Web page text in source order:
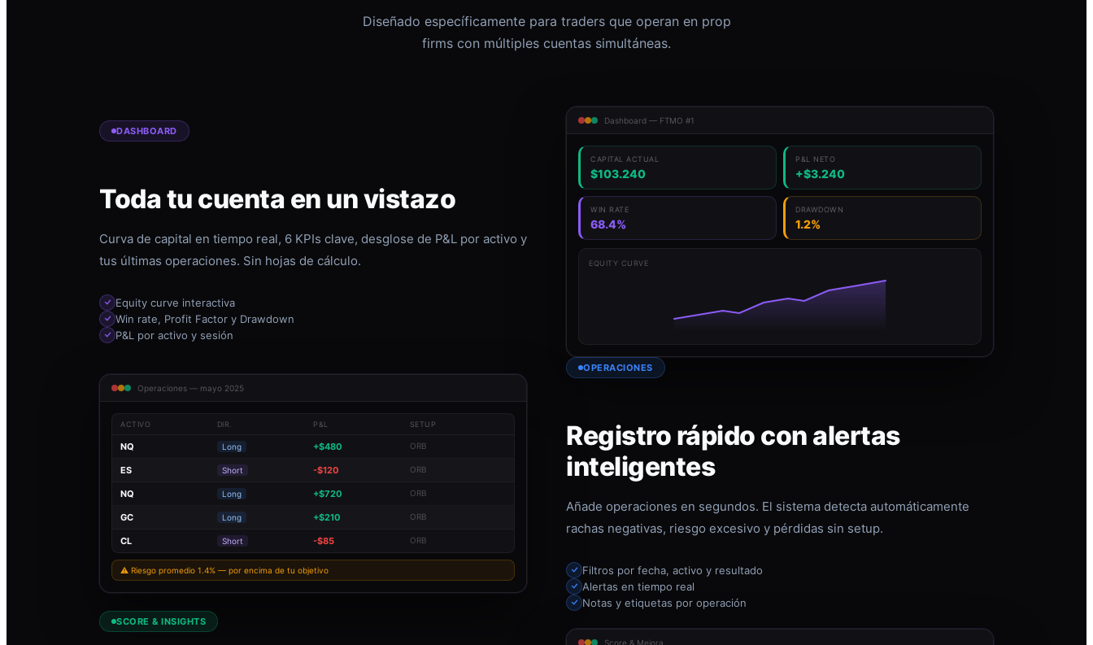
Diseñado específicamente para traders que operan en prop
firms con múltiples cuentas simultáneas.
DASHBOARD
Toda tu cuenta en un vistazo
Curva de capital en tiempo real, 6 KPIs clave, desglose de P&L por activo y
tus últimas operaciones. Sin hojas de cálculo.
Equity curve interactiva
Win rate, Profit Factor y Drawdown
P&L por activo y sesión
Dashboard — FTMO #1
CAPITAL ACTUAL
$103.240
P&L NETO
+$3.240
WIN RATE
68.4%
DRAWDOWN
1.2%
EQUITY CURVE
Operaciones — mayo 2025
ACTIVO DIR. P&L SETUP
NQ Long +$480 ORB
ES Short -$120 ORB
NQ Long +$720 ORB
GC Long +$210 ORB
CL Short -$85 ORB
⚠ Riesgo promedio 1.4% — por encima de tu objetivo
OPERACIONES
Registro rápido con alertas
inteligentes
Añade operaciones en segundos. El sistema detecta automáticamente
rachas negativas, riesgo excesivo y pérdidas sin setup.
Filtros por fecha, activo y resultado
Alertas en tiempo real
Notas y etiquetas por operación
SCORE & INSIGHTS
Score & Mejora